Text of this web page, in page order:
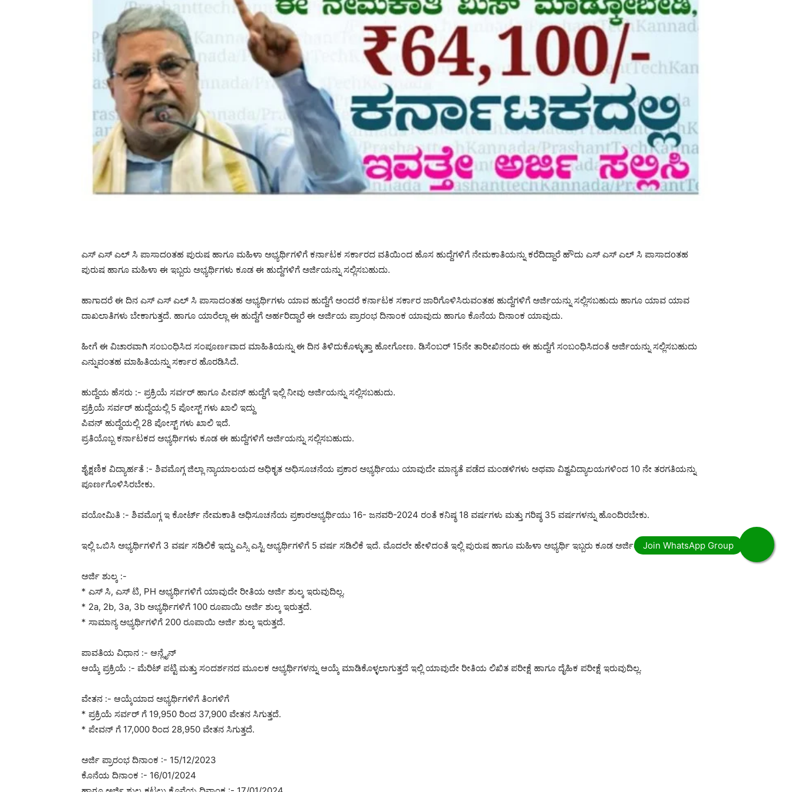
ಎಸ್ ಎಸ್ ಎಲ್ ಸಿ ಪಾಸಾದoತಹ ಪುರುಷ ಹಾಗೂ ಮಹಿಳಾ ಅಭ್ಯರ್ಥಿಗಳಿಗೆ ಕರ್ನಾಟಕ ಸರ್ಕಾರದ ವತಿಯಿಂದ ಹೊಸ ಹುದ್ದೆಗಳಿಗೆ ನೇಮಕಾತಿಯನ್ನು ಕರೆದಿದ್ದಾರೆ ಹೌದು ಎಸ್ ಎಸ್ ಎಲ್ ಸಿ ಪಾಸಾದoತಹ
ಪುರುಷ ಹಾಗೂ ಮಹಿಳಾ ಈ ಇಬ್ಬರು ಅಭ್ಯರ್ಥಿಗಳು ಕೂಡ ಈ ಹುದ್ದೆಗಳಿಗೆ ಅರ್ಜಿಯನ್ನು ಸಲ್ಲಿಸಬಹುದು.
ಹಾಗಾದರೆ ಈ ದಿನ ಎಸ್ ಎಸ್ ಎಲ್ ಸಿ ಪಾಸಾದಂತಹ ಅಭ್ಯರ್ಥಿಗಳು ಯಾವ ಹುದ್ದೆಗೆ ಅಂದರೆ ಕರ್ನಾಟಕ ಸರ್ಕಾರ ಜಾರಿಗೊಳಿಸಿರುವಂತಹ ಹುದ್ದೆಗಳಿಗೆ ಅರ್ಜಿಯನ್ನು ಸಲ್ಲಿಸಬಹುದು ಹಾಗೂ ಯಾವ ಯಾವ
ದಾಖಲಾತಿಗಳು ಬೇಕಾಗುತ್ತದೆ. ಹಾಗೂ ಯಾರೆಲ್ಲಾ ಈ ಹುದ್ದೆಗೆ ಅರ್ಹರಿದ್ದಾರೆ ಈ ಅರ್ಜಿಯ ಪ್ರಾರಂಭ ದಿನಾಂಕ ಯಾವುದು ಹಾಗೂ ಕೊನೆಯ ದಿನಾಂಕ ಯಾವುದು.
ಹೀಗೆ ಈ ವಿಚಾರವಾಗಿ ಸಂಬಂಧಿಸಿದ ಸಂಪೂರ್ಣವಾದ ಮಾಹಿತಿಯನ್ನು ಈ ದಿನ ತಿಳಿದುಕೊಳ್ಳುತ್ತಾ ಹೋಗೋಣ. ಡಿಸೆಂಬರ್ 15ನೇ ತಾರೀಖಿನಂದು ಈ ಹುದ್ದೆಗೆ ಸಂಬಂಧಿಸಿದಂತೆ ಅರ್ಜಿಯನ್ನು ಸಲ್ಲಿಸಬಹುದು
ಎನ್ನುವಂತಹ ಮಾಹಿತಿಯನ್ನು ಸರ್ಕಾರ ಹೊರಡಿಸಿದೆ.
ಹುದ್ದೆಯ ಹೆಸರು :- ಪ್ರಕ್ರಿಯೆ ಸರ್ವರ್ ಹಾಗೂ ಪೀವನ್ ಹುದ್ದೆಗೆ ಇಲ್ಲಿ ನೀವು ಅರ್ಜಿಯನ್ನು ಸಲ್ಲಿಸಬಹುದು.
ಪ್ರಕ್ರಿಯೆ ಸರ್ವರ್ ಹುದ್ದೆಯಲ್ಲಿ 5 ಪೋಸ್ಟ್ ಗಳು ಖಾಲಿ ಇದ್ದು
ಪಿವನ್ ಹುದ್ದೆಯಲ್ಲಿ 28 ಪೋಸ್ಟ್ ಗಳು ಖಾಲಿ ಇದೆ.
ಪ್ರತಿಯೊಬ್ಬ ಕರ್ನಾಟಕದ ಅಭ್ಯರ್ಥಿಗಳು ಕೂಡ ಈ ಹುದ್ದೆಗಳಿಗೆ ಅರ್ಜಿಯನ್ನು ಸಲ್ಲಿಸಬಹುದು.
ಶೈಕ್ಷಣಿಕ ವಿದ್ಯಾರ್ಹತೆ :- ಶಿವಮೊಗ್ಗ ಜಿಲ್ಲಾ ನ್ಯಾಯಾಲಯದ ಅಧಿಕೃತ ಅಧಿಸೂಚನೆಯ ಪ್ರಕಾರ ಅಭ್ಯರ್ಥಿಯು ಯಾವುದೇ ಮಾನ್ಯತೆ ಪಡೆದ ಮಂಡಳಿಗಳು ಅಥವಾ ವಿಶ್ವವಿದ್ಯಾಲಯಗಳಿಂದ 10 ನೇ ತರಗತಿಯನ್ನು
ಪೂರ್ಣಗೊಳಿಸಿರಬೇಕು.
ವಯೋಮಿತಿ :- ಶಿವಮೊಗ್ಗ ಇ ಕೋರ್ಟ್ ನೇಮಕಾತಿ ಅಧಿಸೂಚನೆಯ ಪ್ರಕಾರಅಭ್ಯರ್ಥಿಯು 16- ಜನವರಿ-2024 ರಂತೆ ಕನಿಷ್ಠ 18 ವರ್ಷಗಳು ಮತ್ತು ಗರಿಷ್ಠ 35 ವರ್ಷಗಳನ್ನು ಹೊಂದಿರಬೇಕು.
ಇಲ್ಲಿ ಒಬಿಸಿ ಅಭ್ಯರ್ಥಿಗಳಿಗೆ 3 ವರ್ಷ ಸಡಿಲಿಕೆ ಇದ್ದು ಎಸ್ಸಿ ಎಸ್ಟಿ ಅಭ್ಯರ್ಥಿಗಳಿಗೆ 5 ವರ್ಷ ಸಡಿಲಿಕೆ ಇದೆ. ಮೊದಲೇ ಹೇಳಿದಂತೆ ಇಲ್ಲಿ ಪುರುಷ ಹಾಗೂ ಮಹಿಳಾ ಅಭ್ಯರ್ಥಿ ಇಬ್ಬರು ಕೂಡ ಅರ್ಜಿಯನ್ನು ಸಲ್ಲಿಸಬಹುದು.
ಅರ್ಜಿ ಶುಲ್ಕ :-
* ಎಸ್ ಸಿ, ಎಸ್ ಟಿ, PH ಅಭ್ಯರ್ಥಿಗಳಿಗೆ ಯಾವುದೇ ರೀತಿಯ ಅರ್ಜಿ ಶುಲ್ಕ ಇರುವುದಿಲ್ಲ.
* 2a, 2b, 3a, 3b ಅಭ್ಯರ್ಥಿಗಳಿಗೆ 100 ರೂಪಾಯಿ ಅರ್ಜಿ ಶುಲ್ಕ ಇರುತ್ತದೆ.
* ಸಾಮಾನ್ಯ ಅಭ್ಯರ್ಥಿಗಳಿಗೆ 200 ರೂಪಾಯಿ ಅರ್ಜಿ ಶುಲ್ಕ ಇರುತ್ತದೆ.
ಪಾವತಿಯ ವಿಧಾನ :- ಆನ್ಲೈನ್
ಆಯ್ಕೆ ಪ್ರಕ್ರಿಯೆ :- ಮೆರಿಟ್ ಪಟ್ಟಿ ಮತ್ತು ಸಂದರ್ಶನದ ಮೂಲಕ ಅಭ್ಯರ್ಥಿಗಳನ್ನು ಆಯ್ಕೆ ಮಾಡಿಕೊಳ್ಳಲಾಗುತ್ತದೆ ಇಲ್ಲಿ ಯಾವುದೇ ರೀತಿಯ ಲಿಖಿತ ಪರೀಕ್ಷೆ ಹಾಗೂ ದೈಹಿಕ ಪರೀಕ್ಷೆ ಇರುವುದಿಲ್ಲ.
ವೇತನ :- ಆಯ್ಕೆಯಾದ ಅಭ್ಯರ್ಥಿಗಳಿಗೆ ತಿಂಗಳಿಗೆ
* ಪ್ರಕ್ರಿಯೆ ಸರ್ವರ್ ಗೆ 19,950 ರಿಂದ 37,900 ವೇತನ ಸಿಗುತ್ತದೆ.
* ಪೇವನ್ ಗೆ 17,000 ರಿಂದ 28,950 ವೇತನ ಸಿಗುತ್ತದೆ.
ಅರ್ಜಿ ಪ್ರಾರಂಭ ದಿನಾಂಕ :- 15/12/2023
ಕೊನೆಯ ದಿನಾಂಕ :- 16/01/2024